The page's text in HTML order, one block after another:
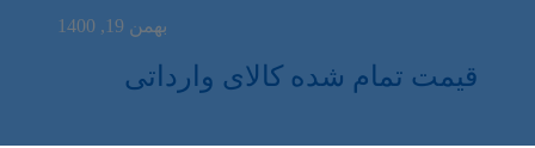
بهمن 19, 1400
قیمت تمام شده کالای وارداتی